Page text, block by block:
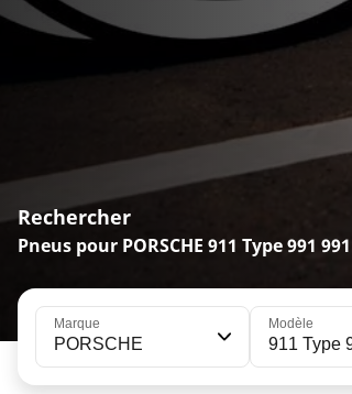
Rechercher
Pneus pour PORSCHE 911 Type 991
Marque
PORSCHE
Modèle
911 Type